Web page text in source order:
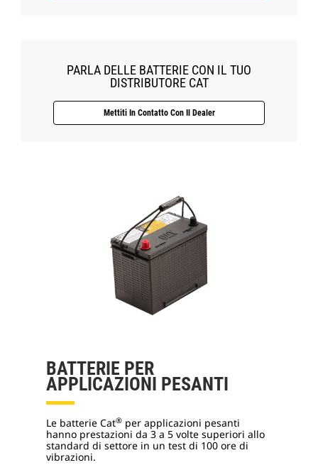
PARLA DELLE BATTERIE CON IL TUO
DISTRIBUTORE CAT
Mettiti In Contatto Con Il Dealer
BATTERIE PER
APPLICAZIONI PESANTI
Le batterie Cat® per applicazioni pesanti
hanno prestazioni da 3 a 5 volte superiori allo
standard di settore in un test di 100 ore di
vibrazioni.